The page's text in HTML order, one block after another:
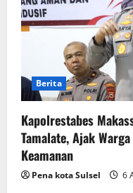
Berita
Kapolrestabes
Tamalate, Ajak
Keamanan
Pena kota Sulsel 6